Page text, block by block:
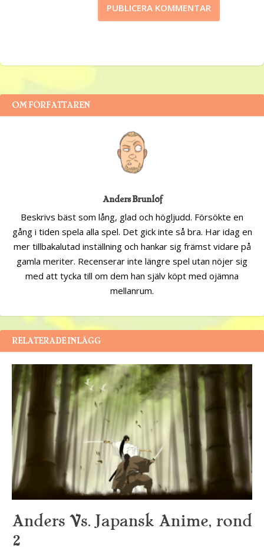
OM FÖRFATTAREN
Anders Brunlöf
Beskrivs bäst som lång, glad och högljudd. Försökte en
gång i tiden spela alla spel. Det gick inte så bra. Har idag en
mer tillbakalutad inställning och hankar sig främst vidare på
gamla meriter. Recenserar inte längre spel utan nöjer sig
med att tycka till om dem han själv köpt med ojämna
mellanrum.
RELATERADE INLÄGG
Anders Vs. Japansk Anime, rond
2